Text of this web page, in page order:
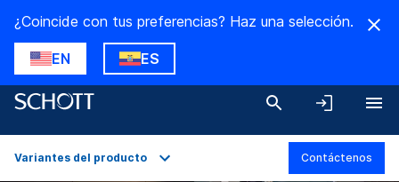
¿Coincide con tus preferencias? Haz una selección.
EN ES
Variantes del producto Contáctenos